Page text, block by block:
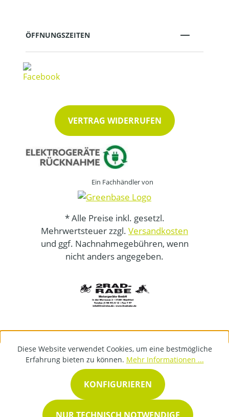
ÖFFNUNGSZEITEN
VERTRAG WIDERRUFEN
Ein Fachhändler von
* Alle Preise inkl. gesetzl.
Mehrwertsteuer zzgl. Versandkosten
und ggf. Nachnahmegebühren, wenn
nicht anders angegeben.
Diese Website verwendet Cookies, um eine bestmögliche
Erfahrung bieten zu können. Mehr Informationen ...
KONFIGURIEREN